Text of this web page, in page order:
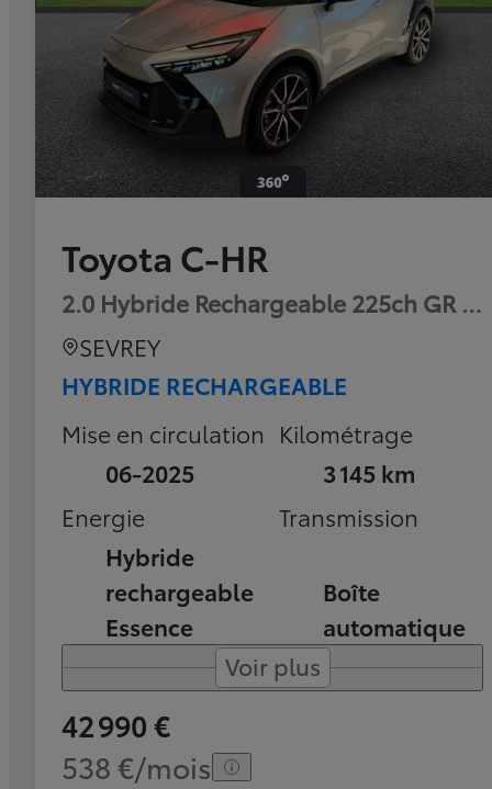
Toyota C-HR
2.0 Hybride Rechargeable 225ch GR
SEVREY
HYBRIDE RECHARGEABLE
Mise en circulation
06-2025
Kilométrage
3 145 km
Energie
Hybride
rechargeable
Essence
Transmission
Boîte
automatique
Voir plus
42 990 €
538 €/mois